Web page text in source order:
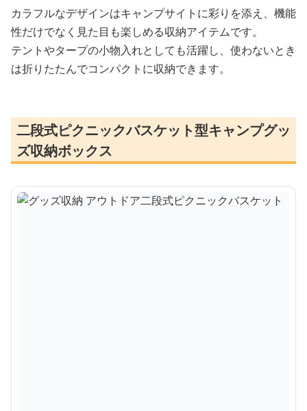
カラフルなデザインはキャンプサイトに彩りを添え、機能
性だけでなく見た目も楽しめる収納アイテムです。
テントやタープの小物入れとしても活躍し、使わないとき
は折りたたんでコンパクトに収納できます。
二段式ピクニックバスケット型キャンプグッ
ズ収納ボックス